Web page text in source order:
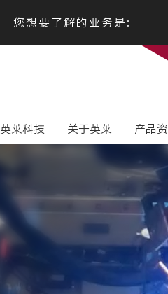
您想要了解的业务是:
英莱科技 关于英莱 产品